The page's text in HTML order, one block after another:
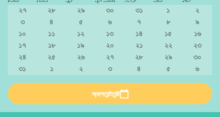
২৭
২৮ ২৯ ৩০ ৩১ ১
২
৩
৪ ৫ ৬ ৭ ৮
৯
১০
১১ ১২ ১৩ ১৪ ১৫
১৬
১৭
১৮ ১৯ ২০ ২১ ২২
২৩
২৪
২৫ ২৬ ২৭ ২৮ ২৯
৩০
৩১
১ ২ ৩ ৪ ৫ ৬
অ্যাপয়েন্টমেন্ট